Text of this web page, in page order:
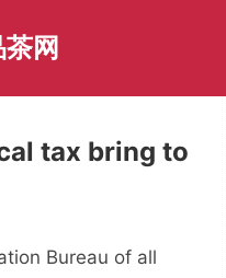
网
tax bring to
Bureau of all